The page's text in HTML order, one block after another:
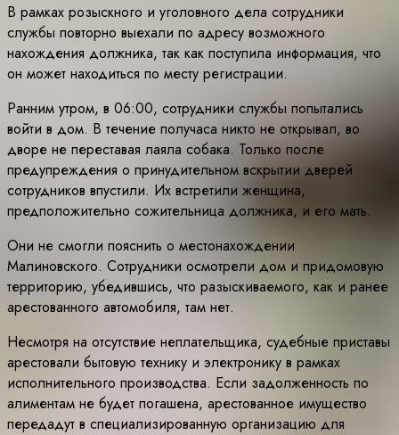
В рамках розыскного и уголовного дела сотрудники
службы повторно выехали по адресу возможного
нахождения должника, так как поступила информация, что
он может находиться по месту регистрации.
Ранним утром, в 06:00, сотрудники службы попытались
войти в дом. В течение получаса никто не открывал, во
дворе не переставая лаяла собака. Только после
предупреждения о принудительном вскрытии дверей
сотрудников впустили. Их встретили женщина,
предположительно сожительница должника, и его мать.
Они не смогли пояснить о местонахождении
Малиновского. Сотрудники осмотрели дом и придомовую
территорию, убедившись, что разыскиваемого, как и ранее
арестованного автомобиля, там нет.
Несмотря на отсутствие неплательщика, судебные приставы
арестовали бытовую технику и электронику в рамках
исполнительного производства. Если задолженность по
алиментам не будет погашена, арестованное имущество
передадут в специализированную организацию для